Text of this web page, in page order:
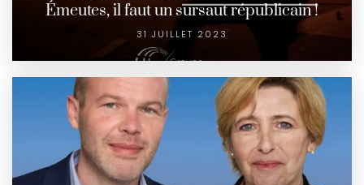
Émeutes, il faut un sursaut républicain !
31 JUILLET 2023